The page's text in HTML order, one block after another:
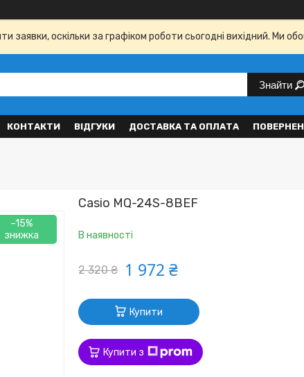
заявки, оскільки за графіком роботи сьогодні вихідний. Ми
Знайти
КОНТАКТИ ВІДГУКИ ДОСТАВКА ТА ОПЛАТА
–15%
Casio MQ-24S-8BEF
В наявності
2 320 ₴ 1 972 ₴
Купити
Купити з